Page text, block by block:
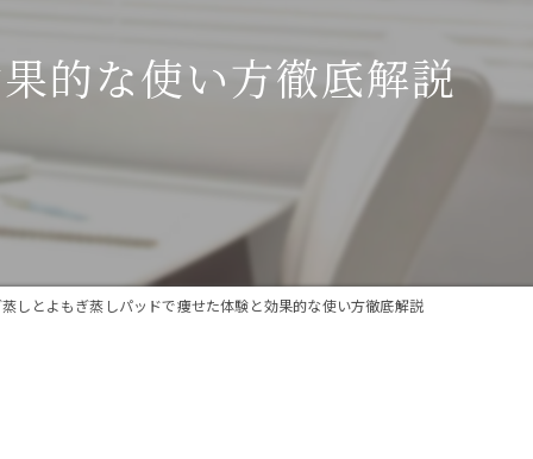
的な使い方徹底解説
しとよもぎ蒸しパッドで痩せた体験と効果的な使い方徹底解説